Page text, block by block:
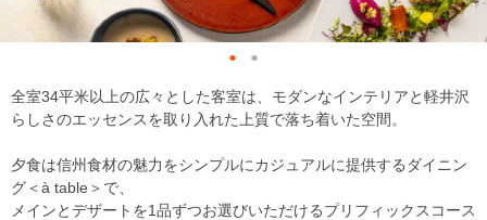
全室34平米以上の広々とした客室は、モダンなインテリアと軽井沢
らしさのエッセンスを取り入れた上質で落ち着いた空間。
夕食は信州食材の魅力をシンプルにカジュアルに提供するダイニン
グ＜à table＞で、
メインとデザートを1品ずつお選びいただけるプリフィックスコース